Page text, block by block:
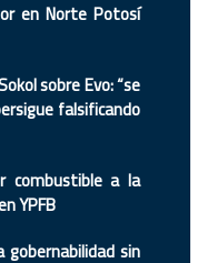
en Norte Potosí
sobre Evo: “se
falsificando
combustible a la
YPFB
gobernabilidad sin